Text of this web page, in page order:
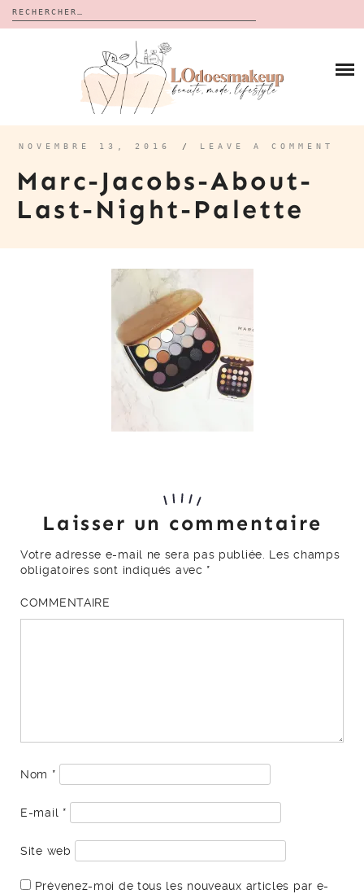
Rechercher :
CALENDRIERS DE L’AVENT
BON PLAN
À PROPOS
CONTACT
NOVEMBRE 13, 2016 / LEAVE A COMMENT
Marc-Jacobs-About-
Last-Night-Palette
Laisser un commentaire
Votre adresse e-mail ne sera pas publiée.
Les champs
obligatoires sont indiqués avec *
COMMENTAIRE
Nom *
E-mail *
Site web
Prévenez-moi de tous les nouveaux articles par e-